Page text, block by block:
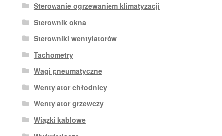
Sterowanie ogrzewaniem klimatyzacji
Sterownik okna
Sterowniki wentylatorów
Tachometry
Wagi pneumatyczne
Wentylator chłodnicy
Wentylator grzewczy
Wiązki kablowe